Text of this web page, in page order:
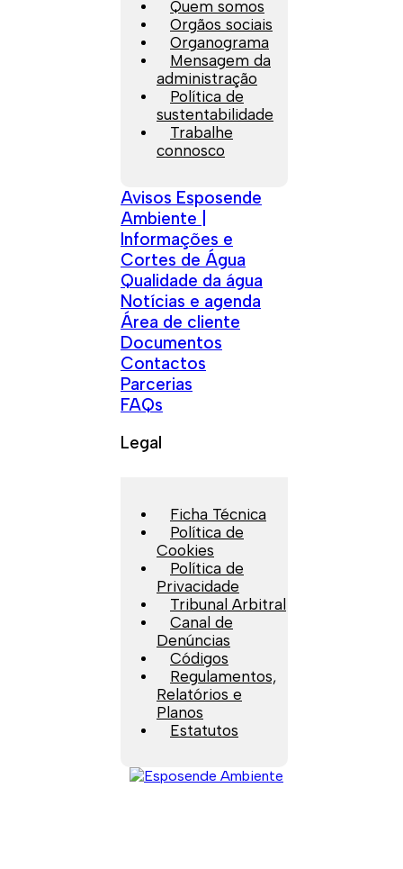
Quem somos
Orgãos sociais
Organograma
Mensagem da
administração
Política de
sustentabilidade
Trabalhe
connosco
Avisos Esposende
Ambiente |
Informações e
Cortes de Água
Qualidade da água
Notícias e agenda
Área de cliente
Documentos
Contactos
Parcerias
FAQs
Legal
Ficha Técnica
Política de
Cookies
Política de
Privacidade
Tribunal Arbitral
Canal de
Denúncias
Códigos
Regulamentos,
Relatórios e
Planos
Estatutos